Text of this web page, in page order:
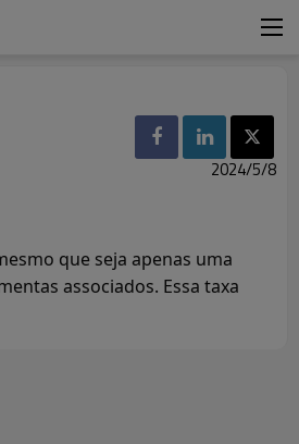
2024/5/8
que seja apenas uma
associados. Essa taxa